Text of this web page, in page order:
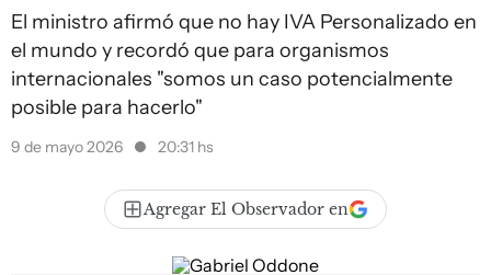
El ministro afirmó que no hay IVA Personalizado en
el mundo y recordó que para organismos
internacionales "somos un caso potencialmente
posible para hacerlo"
9 de mayo 2026 20:31 hs
Agregar El Observador en